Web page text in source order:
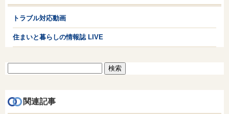
トラブル対応動画
住まいと暮らしの情報誌 LIVE
索:
関連記事